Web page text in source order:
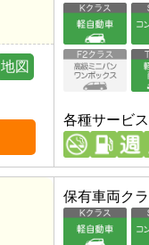
地図
各種サービス
保有車両ク